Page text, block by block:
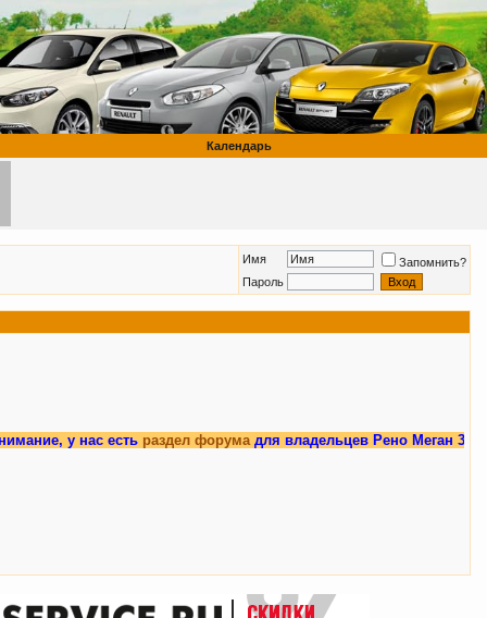
Календарь
Имя
Запомнить?
Пароль
у нас естьраздел форума для владельцев Рено Меган 3.